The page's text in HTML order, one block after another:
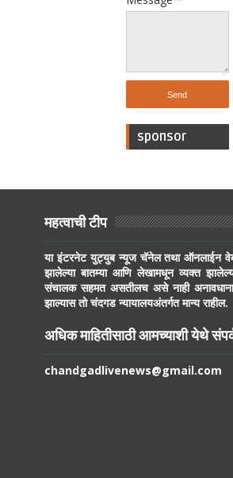
sponsor
महत्वाची टीप
या इंटरनेट युट्युब न्यूज चॅनेल तथा ऑनलाईन वेब
झालेल्या बातम्या आणि लेखामधून व्यक्त
संचालक सहमत असतीलच असे नाही अनावधानाने
झाल्यास तो चंदगड न्यायालयअंतर्गत मान्य राहील.
अधिक माहितीसाठी आमच्याशी येथे
chandgadlivenews@gmail.com